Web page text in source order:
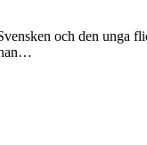
och den unga